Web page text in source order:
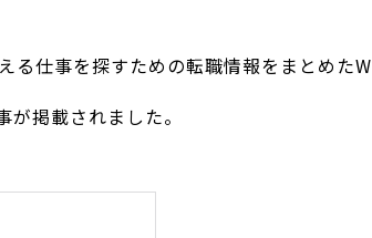
仕事を探すための転職情報をまとめた
掲載されました。